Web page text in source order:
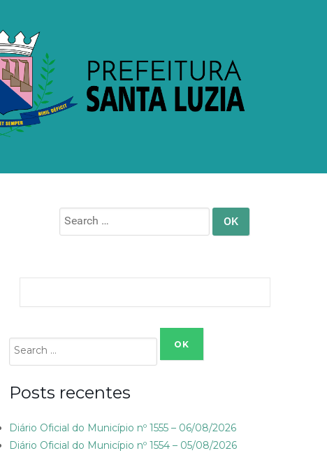
Search
for:
Search
for:
Posts recentes
Diário Oficial do Município nº 1555 – 06/08/2026
Diário Oficial do Município nº 1554 – 05/08/2026